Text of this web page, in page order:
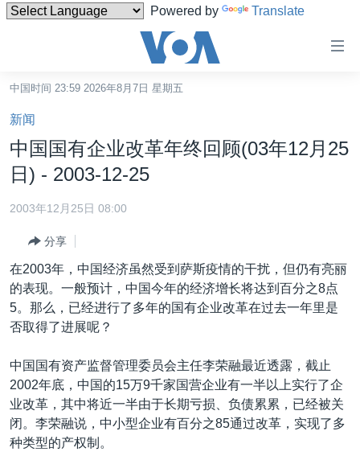
Powered by Translate
碍
链
接
内
转
到
导
航
转
到
检
索
中国
国际
最新国际新闻
印太
中东
欧洲
非洲
美洲
全球议题
分类新闻
经济·金融·贸易
人权·法律·宗教
科教·文娱·体健
军事
劳工
环境
美中关系
热点专题
白宫要闻
国会报道
美中关系
美国建国250周年
VOA视频
VOA今日焦点
中文广播
中国时间 23:59 2026年8月7日 星期五
新闻
中国国有企业改革年终回顾(03年12月25
日) - 2003-12-25
2003年12月25日 08:00
分享
在2003年，中国经济虽然受到萨斯疫情的干扰，但仍有亮丽
的表现。一般预计，中国今年的经济增长将达到百分之8点
5。那么，已经进行了多年的国有企业改革在过去一年里是
否取得了进展呢？
中国国有资产监督管理委员会主任李荣融最近透露，截止
2002年底，中国的15万9千家国营企业有一半以上实行了企
业改革，其中将近一半由于长期亏损、负债累累，已经被关
闭。李荣融说，中小型企业有百分之85通过改革，实现了多
种类型的产权制。